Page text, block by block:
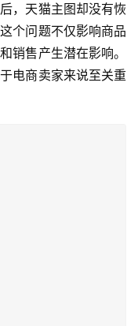
，天猫主图却没有恢
个问题不仅影响商品
销售产生潜在影响。
电商卖家来说至关重